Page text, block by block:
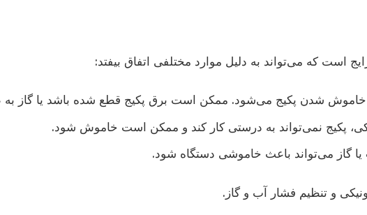
که می‌تواند به دلیل موارد مختلفی اتفاق بیفتد:
خاموش شدن پکیج می‌شود. ممکن است برق پکیج قطع شده باشد یا گاز به
پکیج نمی‌تواند به درستی کار کند و ممکن است خاموش شود.
گاز می‌تواند باعث خاموشی دستگاه شود.
و تنظیم فشار آب و گاز.